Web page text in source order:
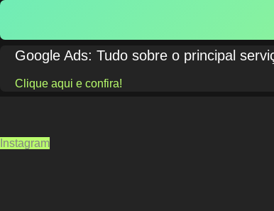
Google Ads: Tudo sobre o principal
Clique aqui e confira!
Instagram